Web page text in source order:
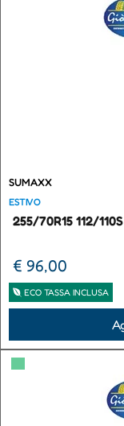
SUMAXX
ESTIVO
255/70R15 112/
€ 96,00
ECO TASSA INCLUSA
▀